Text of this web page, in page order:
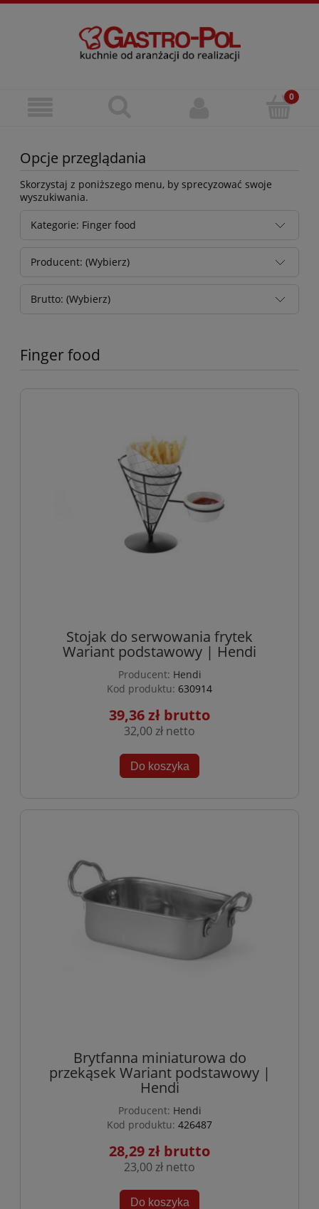
Opcje przeglądania
Skorzystaj z poniższego menu, by sprecyzować swoje
wyszukiwania.
Kategorie: Finger food
Producent: (Wybierz)
Brutto: (Wybierz)
Finger food
Stojak do serwowania frytek
Wariant podstawowy | Hendi
Producent: Hendi
Kod produktu: 630914
39,36 zł
32,00 zł
Do koszyka
Brytfanna miniaturowa do
przekąsek Wariant podstawowy |
Hendi
Producent: Hendi
Kod produktu: 426487
28,29 zł
23,00 zł
Do koszyka